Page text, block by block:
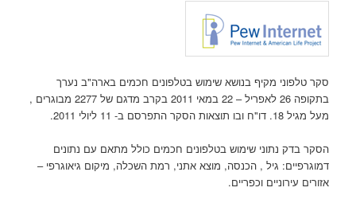
סקר טלפוני מקיף בנושא שימוש בטלפונים חכמים בארה"ב נערך
בתקופה 26 לאפריל – 22 במאי 2011 בקרב מדגם של 2277 מבוגרים ,
מעל מגיל 18. דו"ח ובו תוצאות הסקר התפרסם ב- 11 ליולי 2011.
הסקר בדק נתוני שימוש בטלפונים חכמים כולל מתאם עם נתונים
דמוגרפיים: גיל , הכנסה, מוצא אתני, רמת השכלה, מיקום גיאוגרפי –
אזורים עירוניים וכפריים.